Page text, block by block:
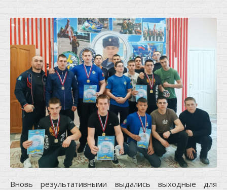
Вновь результативными выдались выходные для